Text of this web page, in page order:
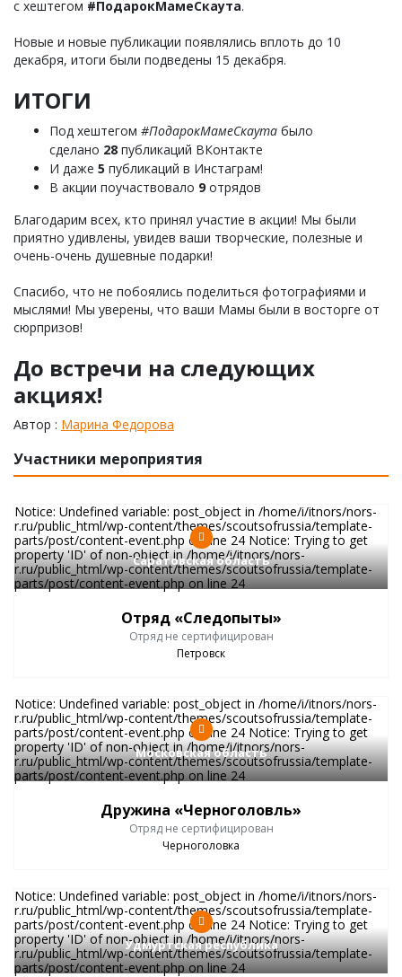
с хештегом #ПодарокМамеСкаута.
Новые и новые публикации появлялись вплоть до 10
декабря, итоги были подведены 15 декабря.
ИТОГИ
Под хештегом #ПодарокМамеСкаута было
сделано 28 публикаций ВКонтакте
И даже 5 публикаций в Инстаграм!
В акции поучаствовало 9 отрядов
Благодарим всех, кто принял участие в акции! Мы были
приятно удивлены, увидев ваши творческие, полезные и
очень-очень душевные подарки!
Спасибо, что не побоялись поделиться фотографиями и
мыслями! Мы уверены, что ваши Мамы были в восторге от
сюрпризов!
До встречи на следующих
акциях!
Автор : Марина Федорова
Участники мероприятия
Саратовская область
Notice: Undefined variable: post_object in /home/i/itnors/nors-
r.ru/public_html/wp-content/themes/scoutsofrussia/template-
parts/post/content-event.php on line 24 Notice: Trying to get
property 'ID' of non-object in /home/i/itnors/nors-
r.ru/public_html/wp-content/themes/scoutsofrussia/template-
parts/post/content-event.php on line 24
Отряд «Следопыты»
Отряд не сертифицирован
Петровск
Московская область
Notice: Undefined variable: post_object in /home/i/itnors/nors-
r.ru/public_html/wp-content/themes/scoutsofrussia/template-
parts/post/content-event.php on line 24 Notice: Trying to get
property 'ID' of non-object in /home/i/itnors/nors-
r.ru/public_html/wp-content/themes/scoutsofrussia/template-
parts/post/content-event.php on line 24
Дружина «Черноголовль»
Отряд не сертифицирован
Черноголовка
Удмуртская республика
Notice: Undefined variable: post_object in /home/i/itnors/nors-
r.ru/public_html/wp-content/themes/scoutsofrussia/template-
parts/post/content-event.php on line 24 Notice: Trying to get
property 'ID' of non-object in /home/i/itnors/nors-
r.ru/public_html/wp-content/themes/scoutsofrussia/template-
parts/post/content-event.php on line 24